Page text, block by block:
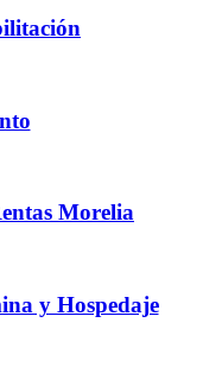
Morelia
y Hospedaje